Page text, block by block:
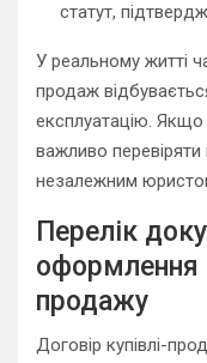
статут,
У реальному житті
продаж
експлуатацію. Якщо
важливо перевіряти
незалежним
Перелік
оформлення
продажу
Договір купівлі-